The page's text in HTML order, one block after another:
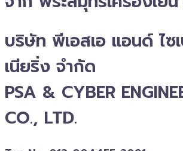
บริษัท พีเอสเอ แอนด์ ไซ
เนียริ่ง จำกัด
PSA & CYBER
CO., LTD.